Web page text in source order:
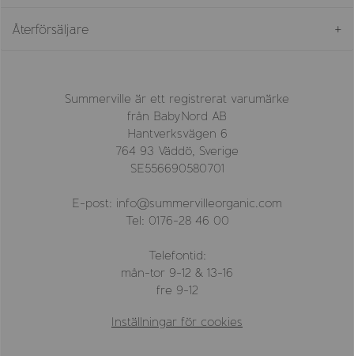
Återförsäljare
Summerville är ett registrerat varumärke
från BabyNord AB
Hantverksvägen 6
764 93 Väddö, Sverige
SE556690580701
E-post: info@summervilleorganic.com
Tel: 0176-28 46 00
Telefontid:
mån-tor 9-12 & 13-16
fre 9-12
Inställningar för cookies